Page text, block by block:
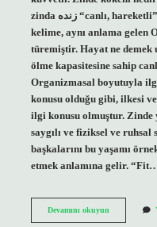
zinda زنده “canlı, hareketli” kelimesinden bir alıntıdır. Bu
kelime, aynı anlama gelen
türemiştir. Hayat ne demek
ölme kapasitesine sahip
Organizmasal boyutuyla
konusu olduğu gibi, ilkesi
ilgi konusu olmuştur. Zinde
saygılı ve fiziksel ve ruhsal
başkalarını bu yaşamı
etmek anlamına gelir.
Devamını okuyunZinde